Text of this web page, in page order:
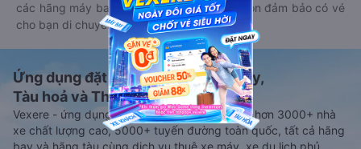
các hãng máy bay, xe khách và tàu hoả, luôn đảm bảo có vé
cho bạn di chuyển.
Ứng dụng đặt vé Xe khách, Máy bay,
Tàu hoả và Thuê xe
Vexere - ứng dụng đặt vé đa phương tiện với hơn 3000+ nhà
xe chất lượng cao, 5000+ tuyến đường toàn quốc, tất cả hãng
bay và hãng tàu cùng dịch vụ thuê xe máy, xe du lịch phủ